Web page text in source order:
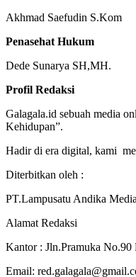
Akhmad Saefudin S.Kom
Penasehat Hukum
Dede Sunarya SH,MH.
Profil Redaksi
Galagala.id sebuah media
Kehidupan”.
Hadir di era digital, kami
Diterbitkan oleh :
PT.Lampusatu Andika
Alamat Redaksi
Kantor : Jln.Pramuka No.90
Email: